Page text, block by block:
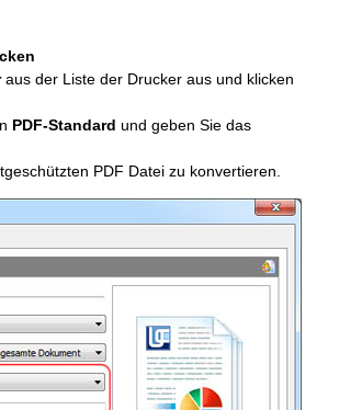
aus der Liste der Drucker aus und klicken
PDF-Standard und geben Sie das
PDF Datei zu konvertieren.